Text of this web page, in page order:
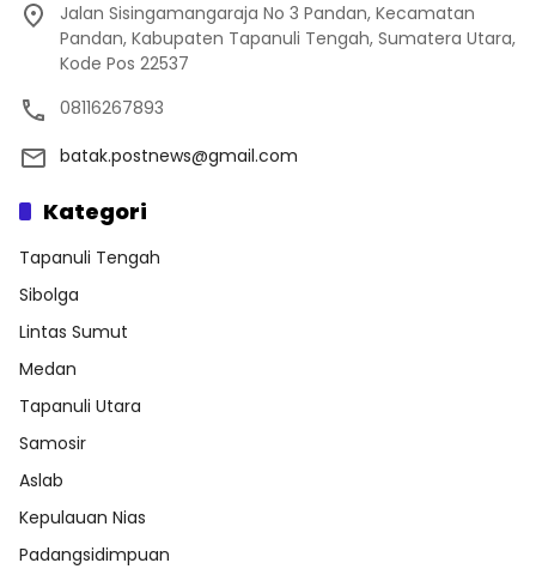
Jalan Sisingamangaraja No 3 Pandan, Kecamatan
Pandan, Kabupaten Tapanuli Tengah, Sumatera Utara,
Kode Pos 22537
08116267893
batak.postnews@gmail.com
Kategori
Tapanuli Tengah
Sibolga
Lintas Sumut
Medan
Tapanuli Utara
Samosir
Aslab
Kepulauan Nias
Padangsidimpuan